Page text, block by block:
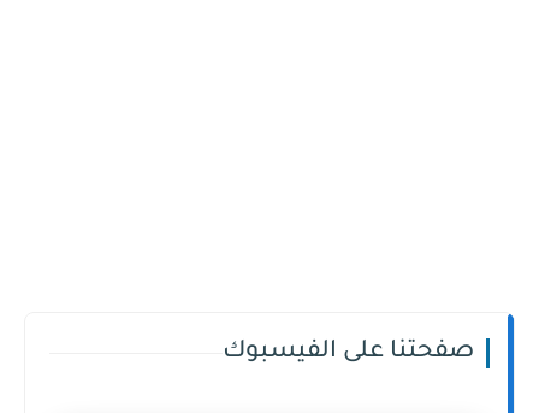
صفحتنا على الفيسبوك